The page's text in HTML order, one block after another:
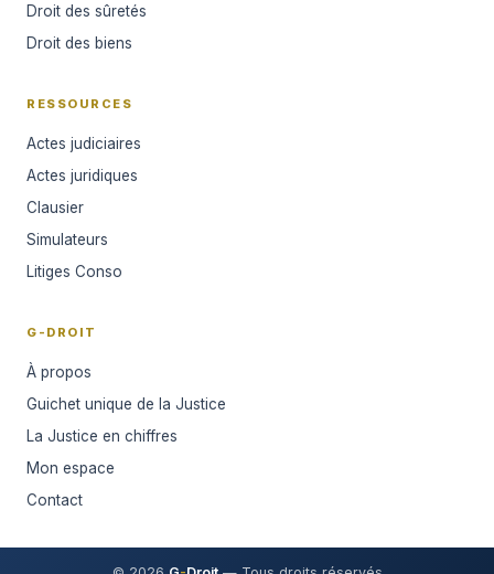
Droit des sûretés
Droit des biens
RESSOURCES
Actes judiciaires
Actes juridiques
Clausier
Simulateurs
Litiges Conso
G-DROIT
À propos
Guichet unique de la Justice
La Justice en chiffres
Mon espace
Contact